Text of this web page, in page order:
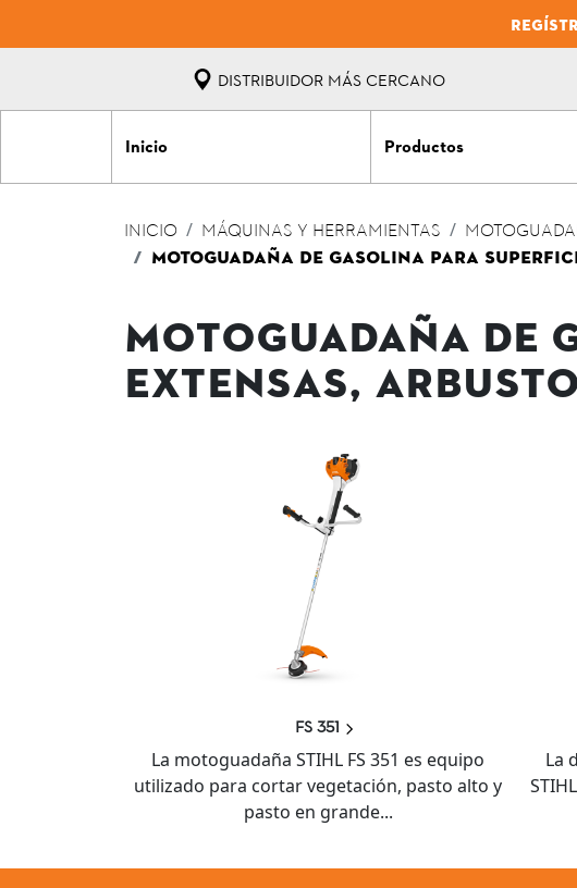
DISTRIBUIDOR MÁS CERCANO
Inicio Productos
INICIO MÁQUINAS Y HERRAMIENTAS
MOTOGUADAÑA DE GASOLINA PARA
MOTOGUADAÑA DE
EXTENSAS,
FS 351
La motoguadaña STIHL FS 351 es equipo
utilizado para cortar vegetación, pasto alto y
pasto en grande...
La